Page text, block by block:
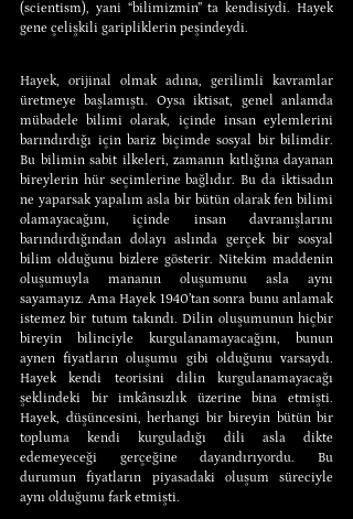
(scientism), yani “bilimizmin” ta kendisiydi. Hayek
gene çelişkili garipliklerin peşindeydi.
Hayek, orijinal olmak adına, gerilimli kavramlar
üretmeye başlamıştı. Oysa iktisat, genel anlamda
mübadele bilimi olarak, içinde insan eylemlerini
barındırdığı için bariz biçimde sosyal bir bilimdir.
Bu bilimin sabit ilkeleri, zamanın kıtlığına dayanan
bireylerin hür seçimlerine bağlıdır. Bu da iktisadın
ne yaparsak yapalım asla bir bütün olarak fen bilimi
olamayacağını, içinde insan davranışlarını
barındırdığından dolayı aslında gerçek bir sosyal
bilim olduğunu bizlere gösterir. Nitekim maddenin
oluşumuyla mananın oluşumunu asla aynı
sayamayız. Ama Hayek 1940’tan sonra bunu anlamak
istemez bir tutum takındı. Dilin oluşumunun hiçbir
bireyin bilinciyle kurgulanamayacağını, bunun
aynen fiyatların oluşumu gibi olduğunu varsaydı.
Hayek kendi teorisini dilin kurgulanamayacağı
şeklindeki bir imkânsızlık üzerine bina etmişti.
Hayek, düşüncesini, herhangi bir bireyin bütün bir
topluma kendi kurguladığı dili asla dikte
edemeyeceği gerçeğine dayandırıyordu. Bu
durumun fiyatların piyasadaki oluşum süreciyle
aynı olduğunu fark etmişti.